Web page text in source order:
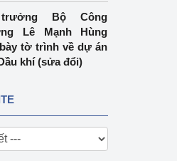
Bộ Công
Lê Mạnh Hùng
tờ trình về dự án
khí (sửa đổi)